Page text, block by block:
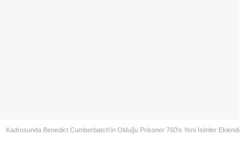
Kadrosunda Benedict Cumberbatch'in Olduğu Prisoner 760'e Yeni İsimler Eklendi